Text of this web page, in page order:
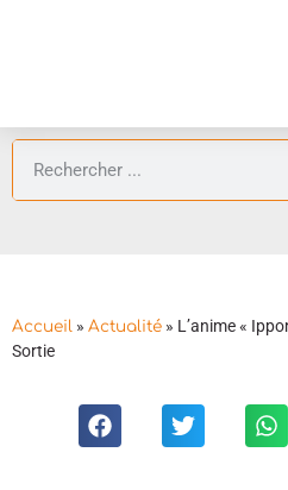
Accueil » Actualité » L’anime «
Sortie